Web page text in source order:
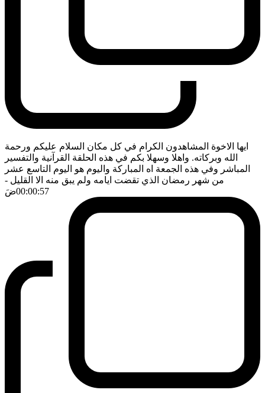
ايها الاخوة المشاهدون الكرام في كل مكان السلام عليكم ورحمة
الله وبركاته. واهلا وسهلا بكم في هذه الحلقة القرآنية والتفسير
المباشر وفي هذه الجمعة اه المباركة واليوم هو اليوم التاسع عشر
من شهر رمضان الذي تقضت ايامه ولم يبق منه الا القليل -
00:00:57ضَ